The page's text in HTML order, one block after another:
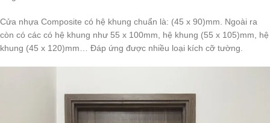
Cửa nhựa Composite có hệ khung chuẩn là: (45 x 90)mm. Ngoài ra
còn có các có hệ khung như 55 x 100mm, hệ khung (55 x 105)mm, hệ
khung (45 x 120)mm… Đáp ứng được nhiều loại kích cỡ tường.